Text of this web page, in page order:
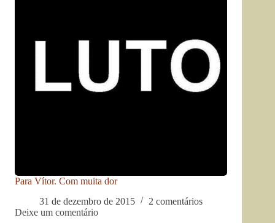
Para Vítor. Com muita dor
31 de dezembro de 2015
2 comentários
Deixe um comentário